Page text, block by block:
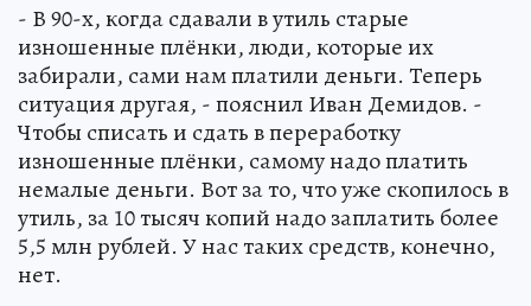
- В 90-х, когда сдавали в утиль старые
изношенные плёнки, люди, которые их
забирали, сами нам платили деньги. Теперь
ситуация другая, - пояснил Иван Демидов. -
Чтобы списать и сдать в переработку
изношенные плёнки, самому надо платить
немалые деньги. Вот за то, что уже скопилось в
утиль, за 10 тысяч копий надо заплатить более
5,5 млн рублей. У нас таких средств, конечно,
нет.